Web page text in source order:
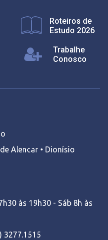
Roteiros de
Estudo 2026
Trabalhe
Conosco
Alencar • Dionísio
às 19h30 - Sáb 8h às
3277.1515